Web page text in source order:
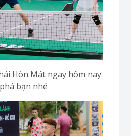
Hòn Mát ngay hôm nay
bạn nhé